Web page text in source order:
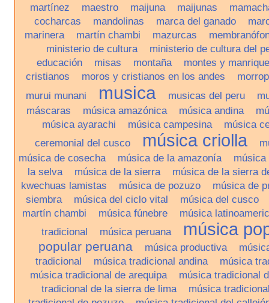
martínez
maestro maijuna maijunas
cocharcas
mandolinas marca del ganado
marinera
martín chambi mazurcas
ministerio de cultura
ministerio de cultura del
educación
misas montaña
montes y manrique
cristianos
moros y cristianos en los andes
murui munani
musica musicas del peru
máscaras
música amazónica música andina
música ayarachi
música campesina
música
ceremonial del cusco
música criolla
música de cosecha
música de la amazonía
música
la selva
música de la sierra
música de la sierra
kwechuas lamistas
música de pozuzo
música de
siembra
música del ciclo vital
música del cusco
martín chambi
música fúnebre
música
tradicional
música peruana música
popular peruana música productiva
tradicional
música tradicional andina
música
música tradicional de arequipa
música tradicional
tradicional de la sierra de lima
música